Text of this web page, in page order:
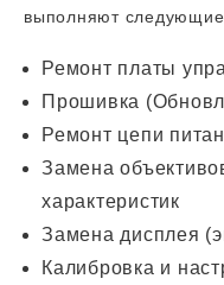
выполняют
Ремонт платы
Прошивка
Ремонт цепи
Замена
характеристик
Замена дисплея
Калибровка и